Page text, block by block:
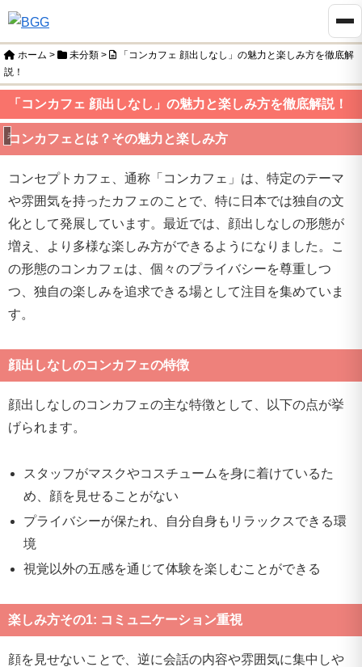
ホーム > 未分類 >
「コンカフェ 顔出しなし」の魅力と楽しみ方を徹底解
説！
「コンカフェ 顔出しなし」の魅力と楽しみ方を徹底解説！
未分類
コンカフェとは？その魅力と楽しみ方
コンセプトカフェ、通称「コンカフェ」は、特定のテーマ
や雰囲気を持ったカフェのことで、特に日本では独自の文
化として発展しています。最近では、顔出しなしの形態が
増え、より多様な楽しみ方ができるようになりました。こ
の形態のコンカフェは、個々のプライバシーを尊重しつ
つ、独自の楽しみを追求できる場として注目を集めていま
す。
顔出しなしのコンカフェの特徴
顔出しなしのコンカフェの主な特徴として、以下の点が挙
げられます。
スタッフがマスクやコスチュームを身に着けているた
め、顔を見せることがない
プライバシーが保たれ、自分自身もリラックスできる環
境
視覚以外の五感を通じて体験を楽しむことができる
楽しみ方その1: コミュニケーション重視
顔を見せないことで、逆に会話の内容や雰囲気に集中しや